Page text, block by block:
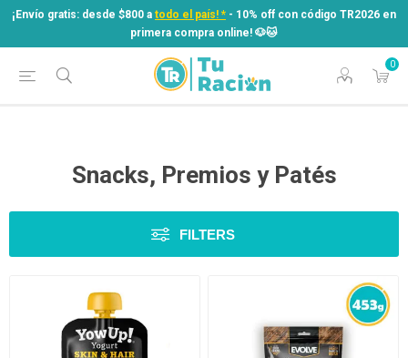
¡Envío gratis: desde $800 a todo el país! * - 10% off con código TR2026 en
primera compra online! ​🐶​🐱
0
¡Envío gratis: desde $800 atodo el país! *
- 10% off con código TR2026 en
primera compra online! ​🐶​🐱
Snacks, Premios y Patés
FILTERS